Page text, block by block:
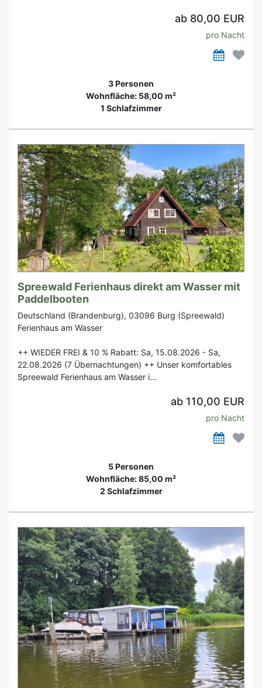
ab 80,00 EUR
pro Nacht
3 Personen
Wohnfläche: 58,00 m²
1 Schlafzimmer
Spreewald Ferienhaus direkt am Wasser mit
Paddelbooten
Deutschland (Brandenburg), 03096 Burg (Spreewald)
Ferienhaus am Wasser
++ WIEDER FREI & 10 % Rabatt: Sa, 15.08.2026 - Sa,
22.08.2026 (7 Übernachtungen) ++ Unser komfortables
Spreewald Ferienhaus am Wasser i...
ab 110,00 EUR
pro Nacht
5 Personen
Wohnfläche: 85,00 m²
2 Schlafzimmer